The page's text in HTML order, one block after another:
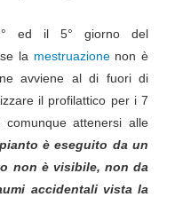
ed il 5° giorno del
la mestruazionenon è
avviene al di fuori di
il profilattico per i 7
comunque attenersi alle
è eseguito da un
non è visibile, non da
accidentali vista la